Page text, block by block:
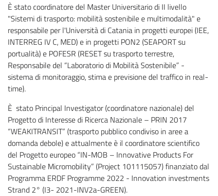
È stato coordinatore del Master Universitario di II livello
"Sistemi di trasporto: mobilità sostenibile e multimodalità" e
responsabile per l'Università di Catania in progetti europei (IEE,
INTERREG IV C, MED) e in progetti PON2 (SEAPORT su
portualità) e POFESR (RESET su trasporto terrestre,
Responsabile del “Laboratorio di Mobilità Sostenibile” -
sistema di monitoraggio, stima e previsione del traffico in real-
time).
È stato Principal Investigator (coordinatore nazionale) del
Progetto di Interesse di Ricerca Nazionale – PRIN 2017
“WEAKITRANSIT” (trasporto pubblico condiviso in aree a
domanda debole) e attualmente è il coordinatore scientifico
del Progetto europeo “IN-MOB – Innovative Products For
Sustainable Micromobility” (Project 101115057) finanziato dal
Programma ERDF Programme 2022 - Innovation investments
Strand 2° (I3- 2021-INV2a-GREEN).